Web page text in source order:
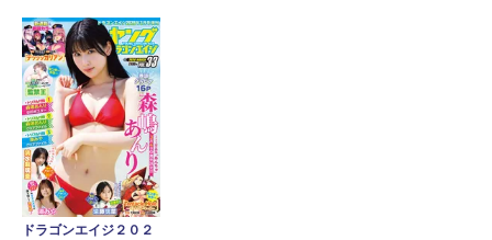
ドラゴンエイジ２０２